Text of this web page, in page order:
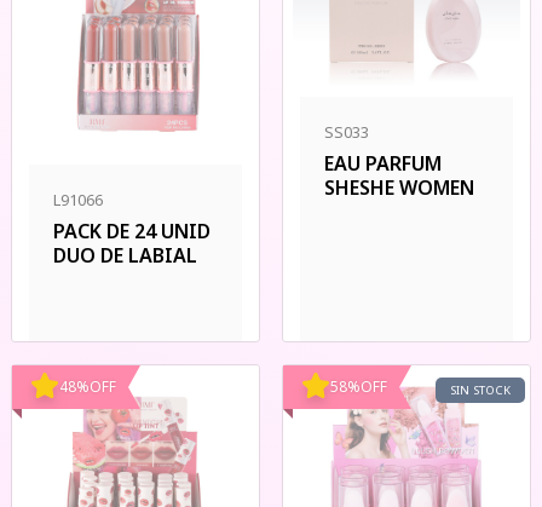
L91066
PACK DE 24 UNID
DUO DE LABIAL
SS033
EAU PARFUM
SHESHE WOMEN
48%OFF 58%OFF SIN STOCK